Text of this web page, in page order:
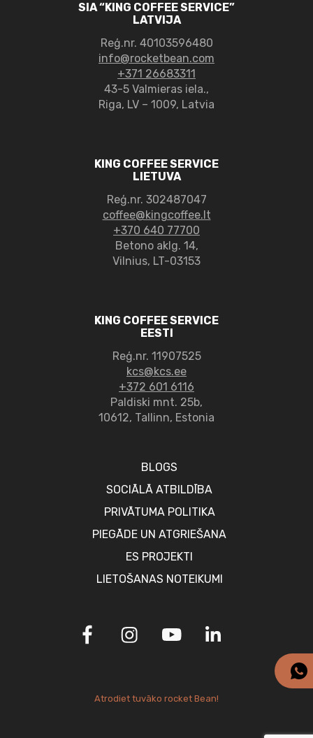
SIA “KING COFFEE SERVICE”
LATVIJA
Reģ.nr. 40103596480
info@rocketbean.com
+371 26683311
43-5 Valmieras iela.,
Riga, LV – 1009, Latvia
KING COFFEE SERVICE
LIETUVA
Reģ.nr. 302487047
coffee@kingcoffee.lt
+370 640 77700
Betono aklg. 14,
Vilnius, LT-03153
KING COFFEE SERVICE
EESTI
Reģ.nr. 11907525
kcs@kcs.ee
+372 601 6116
Paldiski mnt. 25b,
10612, Tallinn, Estonia
BLOGS
SOCIĀLĀ ATBILDĪBA
PRIVĀTUMA POLITIKA
PIEGĀDE UN ATGRIEŠANA
ES PROJEKTI
LIETOŠANAS NOTEIKUMI
Atrodiet tuvāko rocket Bean!